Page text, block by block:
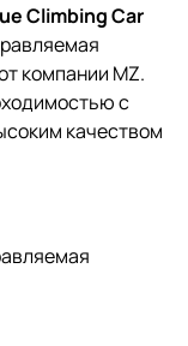
Climbing Car
компании MZ.
с
качеством